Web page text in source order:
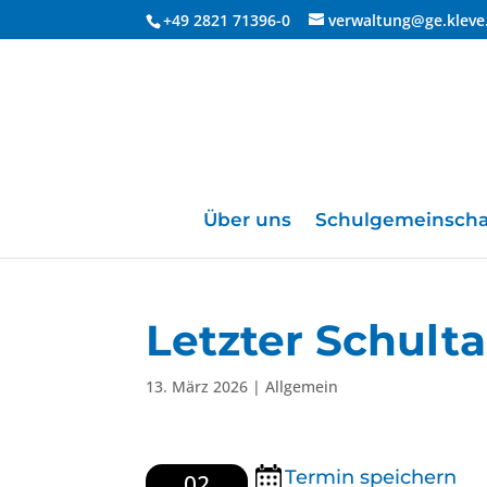
+49 2821 71396-0
Über uns
Letzter
13. März 2026 | Allgemein
Termin speichern